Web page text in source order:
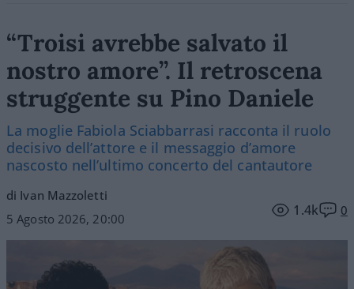
“Troisi avrebbe salvato il
nostro amore”. Il retroscena
struggente su Pino Daniele
La moglie Fabiola Sciabbarrasi racconta il ruolo
decisivo dell’attore e il messaggio d’amore
nascosto nell’ultimo concerto del cantautore
di Ivan Mazzoletti
5 Agosto 2026, 20:00
1.4k 0